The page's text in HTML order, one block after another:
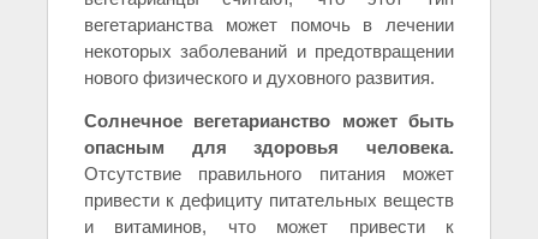
вегетарианства может помочь в лечении
некоторых заболеваний и предотвращении
нового физического и духовного развития.
Солнечное вегетарианство может быть
опасным для здоровья человека.
Отсутствие правильного питания может
привести к дефициту питательных веществ
и витаминов, что может привести к